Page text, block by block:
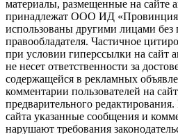
материалы, размещенные на сайте
принадлежат ООО ИД
использованы другими лицами без
правообладателя. Частичное
при условии гиперссылки на сайт
не несет ответственности за
содержащейся в рекламных
комментарии пользователей на
предварительного
сайта указанные сообщения и
нарушают требования